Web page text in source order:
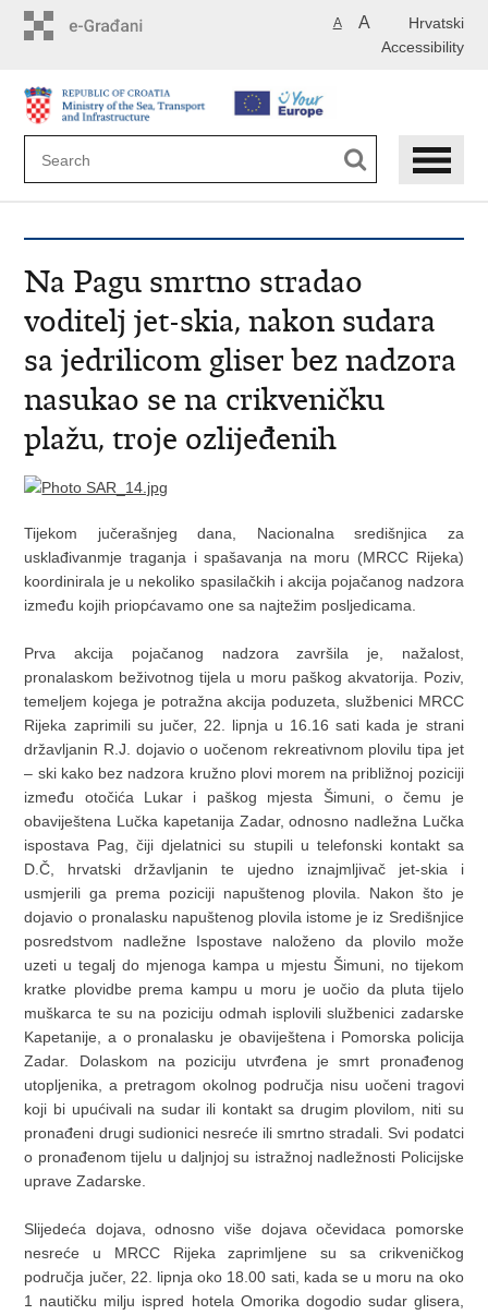
Hrvatski
A A
Accessibility
Na Pagu smrtno stradao
voditelj jet-skia, nakon sudara
sa jedrilicom gliser bez nadzora
nasukao se na crikveničku
plažu, troje ozlijeđenih
Tijekom jučerašnjeg dana, Nacionalna središnjica za
usklađivanmje traganja i spašavanja na moru (MRCC Rijeka)
koordinirala je u nekoliko spasilačkih i akcija pojačanog nadzora
između kojih priopćavamo one sa najtežim posljedicama.
Prva akcija pojačanog nadzora završila je, nažalost,
pronalaskom beživotnog tijela u moru paškog akvatorija. Poziv,
temeljem kojega je potražna akcija poduzeta, službenici MRCC
Rijeka zaprimili su jučer, 22. lipnja u 16.16 sati kada je strani
državljanin R.J. dojavio o uočenom rekreativnom plovilu tipa jet
– ski kako bez nadzora kružno plovi morem na približnoj poziciji
između otočića Lukar i paškog mjesta Šimuni, o čemu je
obaviještena Lučka kapetanija Zadar, odnosno nadležna Lučka
ispostava Pag, čiji djelatnici su stupili u telefonski kontakt sa
D.Č, hrvatski državljanin te ujedno iznajmljivač jet-skia i
usmjerili ga prema poziciji napuštenog plovila. Nakon što je
dojavio o pronalasku napuštenog plovila istome je iz Središnjice
posredstvom nadležne Ispostave naloženo da plovilo može
uzeti u tegalj do mjenoga kampa u mjestu Šimuni, no tijekom
kratke plovidbe prema kampu u moru je uočio da pluta tijelo
muškarca te su na poziciju odmah isplovili službenici zadarske
Kapetanije, a o pronalasku je obaviještena i Pomorska policija
Zadar. Dolaskom na poziciju utvrđena je smrt pronađenog
utopljenika, a pretragom okolnog područja nisu uočeni tragovi
koji bi upućivali na sudar ili kontakt sa drugim plovilom, niti su
pronađeni drugi sudionici nesreće ili smrtno stradali. Svi podatci
o pronađenom tijelu u daljnjoj su istražnoj nadležnosti Policijske
uprave Zadarske.
Slijedeća dojava, odnosno više dojava očevidaca pomorske
nesreće u MRCC Rijeka zaprimljene su sa crikveničkog
područja jučer, 22. lipnja oko 18.00 sati, kada se u moru na oko
1 nautičku milju ispred hotela Omorika dogodio sudar glisera,